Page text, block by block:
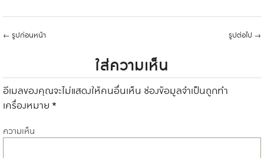
← รูปก่อนหน้า รูปต่อไป →
ใส่ความเห็น
อีเมลของคุณจะไม่แสดงให้คนอื่นเห็น ช่องข้อมูลจำเป็นถูกทำ
เครื่องหมาย *
ความเห็น